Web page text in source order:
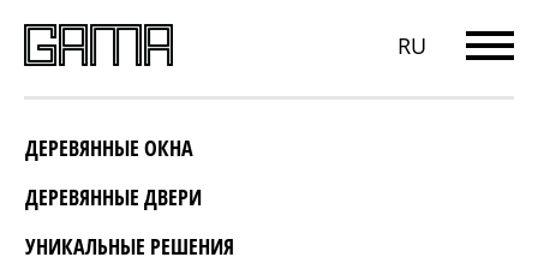
RU
ДЕРЕВЯННЫЕ ОКНА
ДЕРЕВЯННЫЕ ДВЕРИ
УНИКАЛЬНЫЕ РЕШЕНИЯ